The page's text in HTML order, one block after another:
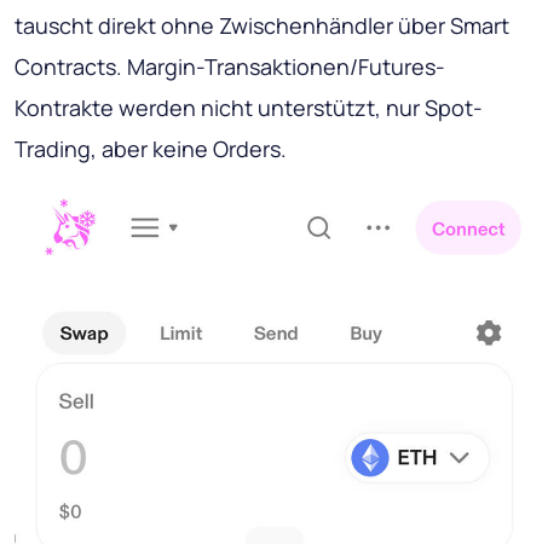
tauscht direkt ohne Zwischenhändler über Smart
Contracts. Margin-Transaktionen/Futures-
Kontrakte werden nicht unterstützt, nur Spot-
Trading, aber keine Orders.